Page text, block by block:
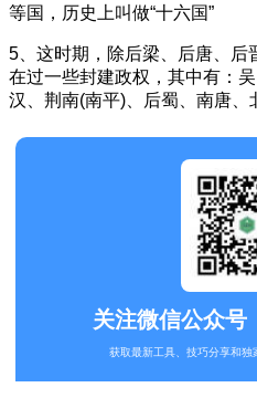
等国，历史上叫做“十六国”
5、这时期，除后梁、后唐、后
在过一些封建政权，其中有：
汉、荆南(南平)、后蜀、南唐、
关注微信公众号
获取最新工具、技巧分享和独